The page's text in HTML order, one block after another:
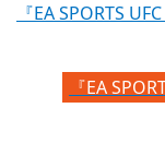
『EA SPORTS
『EA